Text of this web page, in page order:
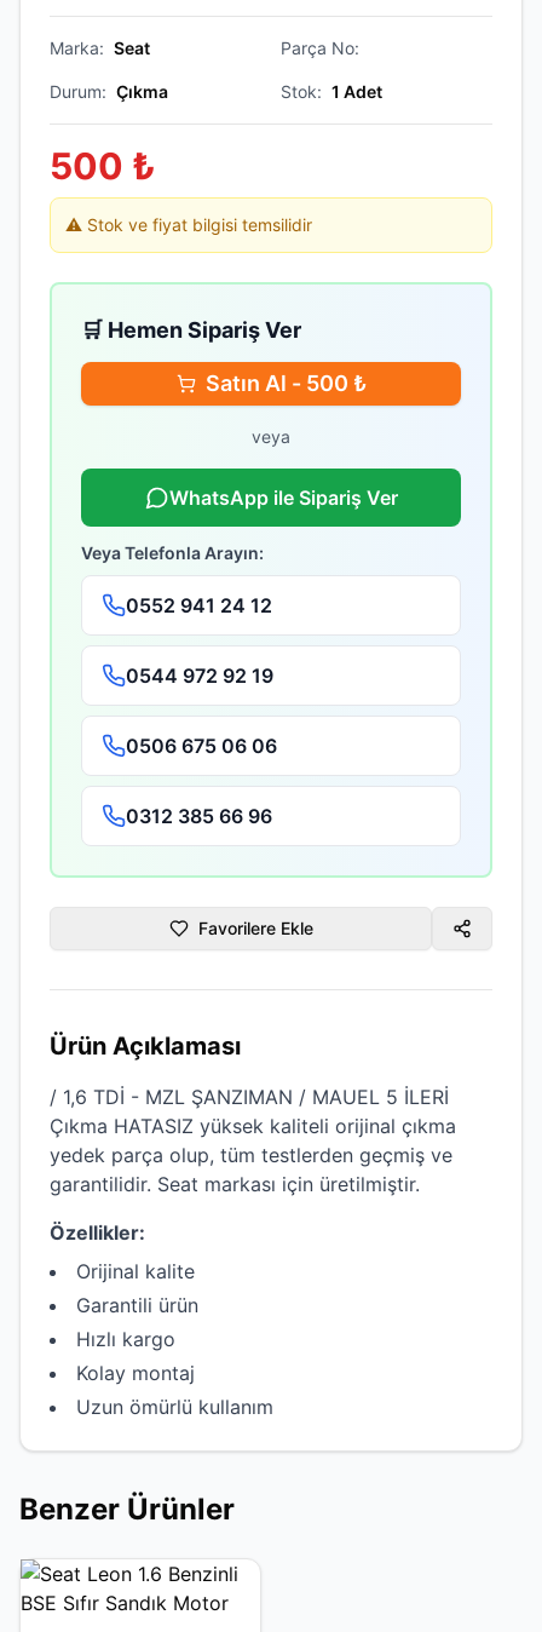
Marka: Seat Parça No:
Durum: Çıkma Stok: 1 Adet
500 ₺
⚠️ Stok ve fiyat bilgisi temsilidir
🛒 Hemen Sipariş Ver
Satın Al - 500 ₺
veya
WhatsApp ile Sipariş Ver
Veya Telefonla Arayın:
0552 941 24 12
0544 972 92 19
0506 675 06 06
0312 385 66 96
Favorilere Ekle
Ürün Açıklaması
/ 1,6 TDİ - MZL ŞANZIMAN / MAUEL 5 İLERİ
Çıkma HATASIZ yüksek kaliteli orijinal çıkma
yedek parça olup, tüm testlerden geçmiş ve
garantilidir. Seat markası için üretilmiştir.
Özellikler:
Orijinal kalite
Garantili ürün
Hızlı kargo
Kolay montaj
Uzun ömürlü kullanım
Benzer Ürünler